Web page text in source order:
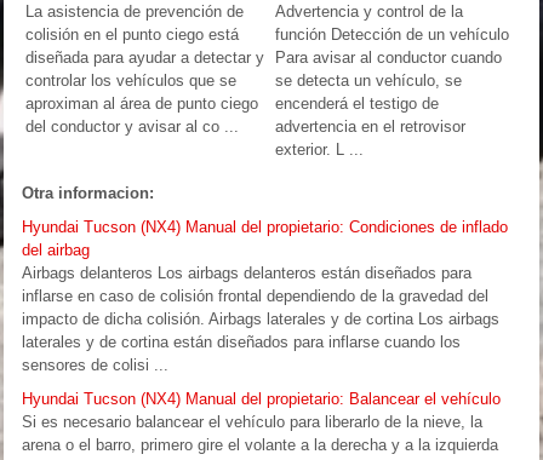
La asistencia de prevención de
colisión en el punto ciego está
diseñada para ayudar a detectar y
controlar los vehículos que se
aproximan al área de punto ciego
del conductor y avisar al co ...
Advertencia y control de la
función Detección de un vehículo
Para avisar al conductor cuando
se detecta un vehículo, se
encenderá el testigo de
advertencia en el retrovisor
exterior. L ...
Otra informacion:
Hyundai Tucson (NX4) Manual del propietario: Condiciones de inflado
del airbag
Airbags delanteros Los airbags delanteros están diseñados para
inflarse en caso de colisión frontal dependiendo de la gravedad del
impacto de dicha colisión. Airbags laterales y de cortina Los airbags
laterales y de cortina están diseñados para inflarse cuando los
sensores de colisi ...
Hyundai Tucson (NX4) Manual del propietario: Balancear el vehículo
Si es necesario balancear el vehículo para liberarlo de la nieve, la
arena o el barro, primero gire el volante a la derecha y a la izquierda